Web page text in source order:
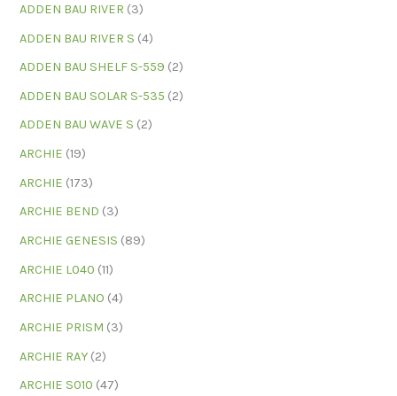
ADDEN BAU RIVER (3)
ADDEN BAU RIVER S (4)
ADDEN BAU SHELF S-559 (2)
ADDEN BAU SOLAR S-535 (2)
ADDEN BAU WAVE S (2)
ARCHIE (19)
ARCHIE (173)
ARCHIE BEND (3)
ARCHIE GENESIS (89)
ARCHIE L040 (11)
ARCHIE PLANO (4)
ARCHIE PRISM (3)
ARCHIE RAY (2)
ARCHIE S010 (47)